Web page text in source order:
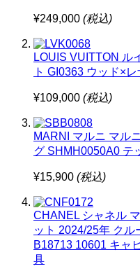
¥249,000 (税込)
LOUIS VUITTON ル
ト GI0363 ウッド×
¥109,000 (税込)
MARNI マルニ マル
グ SHMH0050A0 テ
¥15,900 (税込)
CHANEL シャネル
ット 2024/25年 ク
B18713 10601 キャ
具